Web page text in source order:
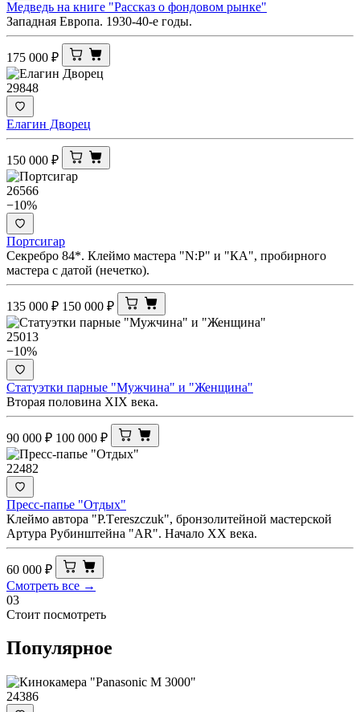
Медведь на книге "Рассказ о фондовом рынке"
Западная Европа. 1930-40-е годы.
175 000 ₽
29848
Елагин Дворец
150 000 ₽
26566
−10%
Портсигар
Секребро 84*. Клеймо мастера "N:Р" и "КА", пробирного
мастера с датой (нечетко).
135 000 ₽ 150 000 ₽
25013
−10%
Статуэтки парные "Мужчина" и "Женщина"
Вторая половина XIX века.
90 000 ₽ 100 000 ₽
22482
Пресс-папье "Отдых"
Клеймо автора "Р.Тereszczuk", бронзолитейной мастерской
Артура Рубинштейна "AR". Начало ХХ века.
60 000 ₽
Смотреть все →
03
Стоит посмотреть
Популярное
24386